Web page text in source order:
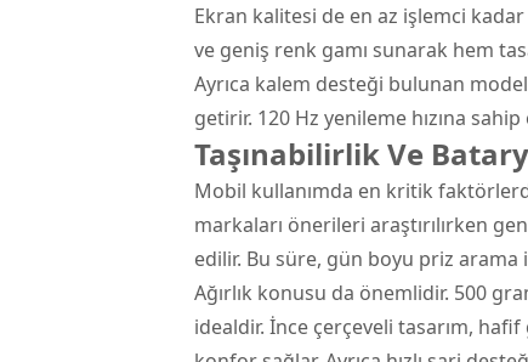
Ekran kalitesi de en az işlemci
ve geniş renk gamı sunarak hem
Ayrıca kalem desteği bulunan
getirir. 120 Hz yenileme hızına
Taşınabilirlik Ve
Mobil kullanımda en kritik
markaları önerileri araştırılırken
edilir. Bu süre, gün boyu priz arama
Ağırlık konusu da önemlidir. 500
idealdir. İnce çerçeveli tasarım,